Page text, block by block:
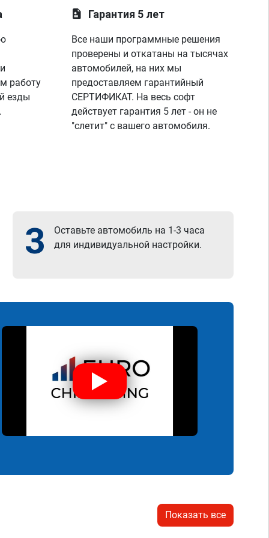
покатался,понаблюдал,радуюсь,заехал к
диагностику,глянули что всё нормально и
я поехал радостный,записавшись к ним
же на чип тюнинг,парни вы лучшие!
спасибо вашей команде за отличную
работу,сервис отличный, рекомендую!
всем добра)
работу
езды
Гарантия 5 лет
Все наши программные решения
проверены и откатаны на тысячах
автомобилей, на них мы
предоставляем гарантийный
СЕРТИФИКАТ. На весь софт
действует гарантия 5 лет - он не
"слетит" с вашего автомобиля.
3
Оставьте автомобиль на 1-3 часа
для индивидуальной настройки.
Показать все